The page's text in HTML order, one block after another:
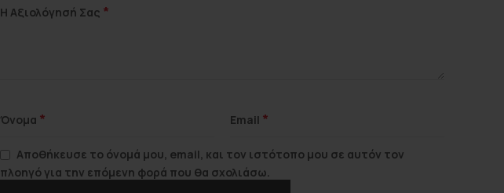
Η Αξιολόγησή Σας *
Όνομα * Email *
Αποθήκευσε το όνομά μου, email, και τον ιστότοπο μου σε αυτόν τον
πλοηγό για την επόμενη φορά που θα σχολιάσω.